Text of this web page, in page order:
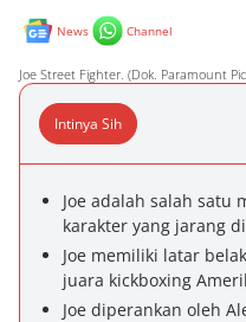
News Channel
Joe Street Fighter. (Dok. Paramount
Intinya Sih
Joe adalah salah satu
karakter yang jarang
Joe memiliki latar
juara kickboxing
Joe diperankan oleh